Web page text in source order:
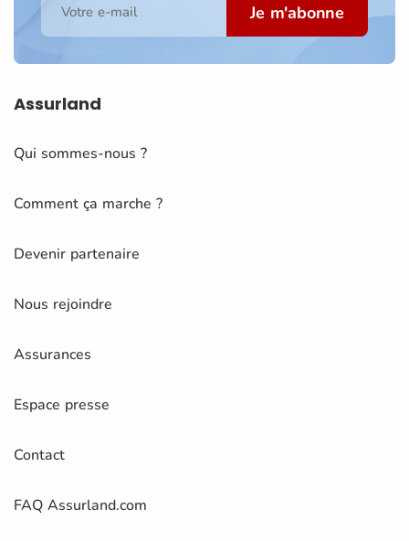
Votre e-mail Je m'abonne
Assurland
Qui sommes-nous ?
Comment ça marche ?
Devenir partenaire
Nous rejoindre
Assurances
Espace presse
Contact
FAQ Assurland.com